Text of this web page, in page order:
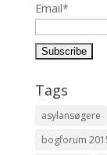
Email*
Tags
asylansøgere
bogforum